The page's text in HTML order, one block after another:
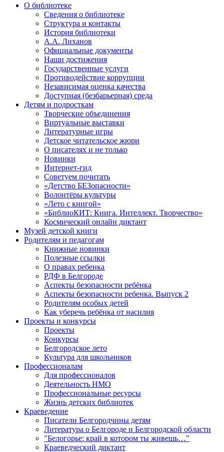
О библиотеке
Сведения о библиотеке
Структура и контакты
История библиотеки
А.А. Лиханов
Официальные документы
Наши достижения
Государственные услуги
Противодействие коррупции
Независимая оценка качества
Доступная (безбарьерная) среда
Детям и подросткам
Творческие объединения
Виртуальные выставки
Литературные игры
Детское читательское жюри
О писателях и не только
Новинки
Интернет-гид
Советуем почитать
«Детство БЕЗопасности»
Волонтёры культуры
«Лето с книгой»
«БиблиоКИТ: Книга. Интеллект. Творчество»
Космический онлайн диктант
Музей детской книги
Родителям и педагогам
Книжные новинки
Полезные ссылки
О правах ребенка
РДФ в Белгороде
Аспекты безопасности ребёнка
Аспекты безопасности ребенка. Выпуск 2
Родителям особых детей
Как уберечь ребёнка от насилия
Проекты и конкурсы
Проекты
Конкурсы
Белгородское лето
Культура для школьников
Профессионалам
Для профессионалов
Деятельность НМО
Профессиональные ресурсы
Жизнь детских библиотек
Краеведение
Писатели Белгородчины детям
Литература о Белгороде и Белгородской области
"Белогорье: край в котором ты живешь…"
Краеведческий диктант